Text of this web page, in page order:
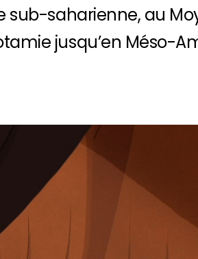
sub-saharienne, au
jusqu’en Méso-